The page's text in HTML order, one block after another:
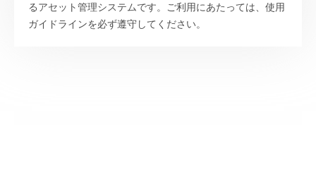
るアセット管理システムです。ご利用にあたっては、使用
ガイドラインを必ず遵守してください。